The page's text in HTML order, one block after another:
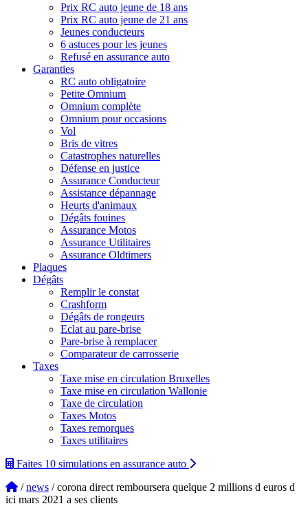
Prix RC auto jeune de 18 ans
Prix RC auto jeune de 21 ans
Jeunes conducteurs
6 astuces pour les jeunes
Refusé en assurance auto
Garanties
RC auto obligatoire
Petite Omnium
Omnium complète
Omnium pour occasions
Vol
Bris de vitres
Catastrophes naturelles
Défense en justice
Assurance Conducteur
Assistance dépannage
Heurts d'animaux
Dégâts fouines
Assurance Motos
Assurance Utilitaires
Assurance Oldtimers
Plaques
Dégâts
Remplir le constat
Crashform
Dégâts de rongeurs
Eclat au pare-brise
Pare-brise à remplacer
Comparateur de carrosserie
Taxes
Taxe mise en circulation Bruxelles
Taxe mise en circulation Wallonie
Taxe de circulation
Taxes Motos
Taxes remorques
Taxes utilitaires
Faites 10 simulations en assurance auto
/news / corona direct remboursera quelque 2 millions d euros d
ici mars 2021 a ses clients